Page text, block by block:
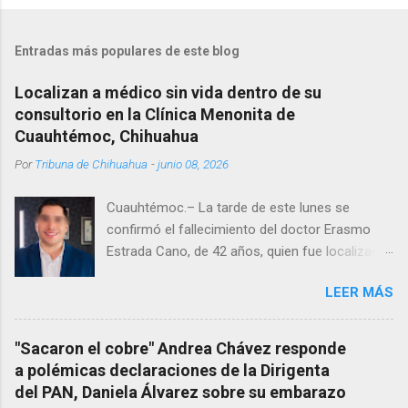
Entradas más populares de este blog
Localizan a médico sin vida dentro de su
consultorio en la Clínica Menonita de
Cuauhtémoc, Chihuahua
PorTribuna de Chihuahua -junio 08, 2026
Cuauhtémoc.– La tarde de este lunes se
confirmó el fallecimiento del doctor Erasmo
Estrada Cano, de 42 años, quien fue localizado
Menonita, ubicada en el kilómetro 10 del
Corredor Comercial. Según reportes el médico
se habría quitado la vida mientras permanecía
encerrado en el consultorio, por lo que
autoridades tuvieron que derribar la puerta,
LEER MÁS
"Sacaron el cobre" Andrea Chávez responde
a polémicas declaraciones de la Dirigenta
del PAN, Daniela Álvarez sobre su embarazo